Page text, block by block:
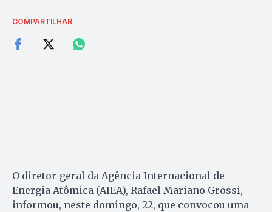
COMPARTILHAR
O diretor-geral da Agência Internacional de
Energia Atômica (AIEA), Rafael Mariano Grossi,
informou, neste domingo, 22, que convocou uma